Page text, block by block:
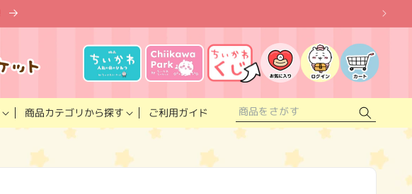
商品カテゴリから探す ご利用ガイド
入
り
ス
ト
グ
イ
カ
ー
ト